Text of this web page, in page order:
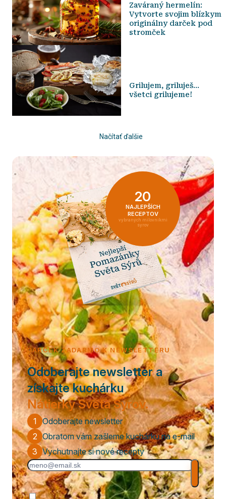
Zaváraný hermelín:
Vytvorte svojim blízkym
originálny darček pod
stromček
Grilujem, griluješ…
všetci grilujeme!
Načítať ďalšie
20
NAJLEPŠÍCH
RECEPTOV
vybraných milovníkmi
syrov
DARČEK ZADARMO K NEWSLETTERU
Odoberajte newsletter a
získajte kuchárku
Nátierky Sveta Syrov.
1 Odoberajte newsletter
2 Obratom vám zašleme kuchárku na e-mail
3 Vychutnajte si nové recepty